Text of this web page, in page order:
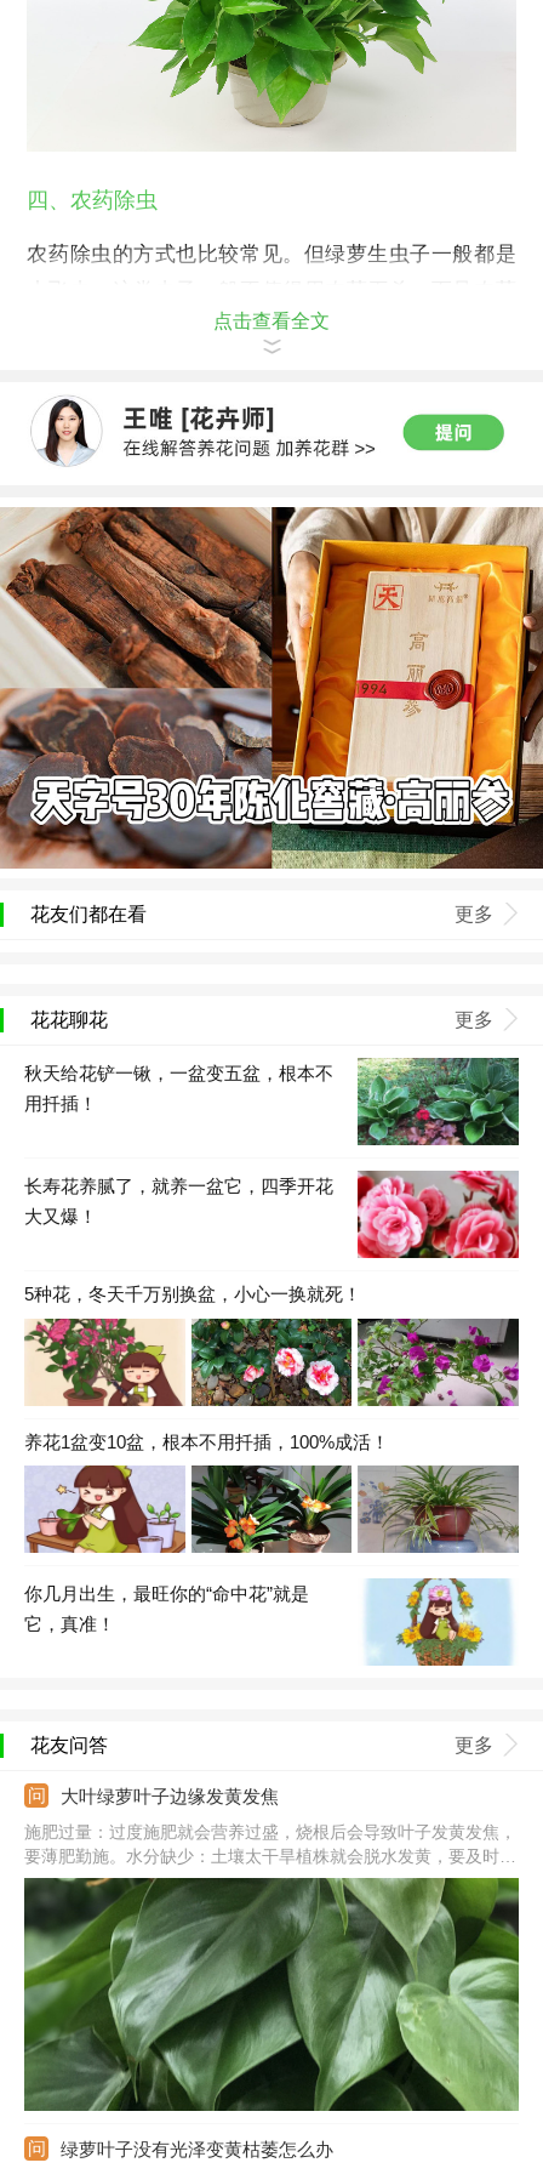
四、农药除虫
农药除虫的方式也比较常见。但绿萝生虫子一般都是
带有一定的毒性，家庭养殖不推荐使用。
点击查看全文
花友们都在看 更多
花花聊花 更多
秋天给花铲一锹，一盆变五盆，根本不
用扦插！
长寿花养腻了，就养一盆它，四季开花
大又爆！
5种花，冬天千万别换盆，小心一换就死！
养花1盆变10盆，根本不用扦插，100%成活！
你几月出生，最旺你的“命中花”就是
它，真准！
花友问答 更多
大叶绿萝叶子边缘发黄发焦
施肥过量：过度施肥就会营养过盛，烧根后会导致叶子发黄发焦，
要薄肥勤施。水分缺少：土壤太干旱植株就会脱水发黄，要及时浇
水，维持土壤湿润。阳光强烈：被夏季强光暴晒后，叶子会发黄发
焦，要遮光补水。气温太低：温度太低会使植株休眠，出于自我保
护叶子就会发黄发焦。
绿萝叶子没有光泽变黄枯萎怎么办